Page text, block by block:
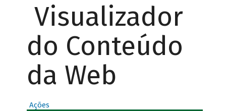
Visualizador
do Conteúdo
da Web
Ações